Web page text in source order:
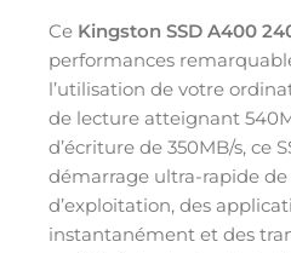
Ce Kingston SSD A400
performances
l’utilisation de votre
de lecture atteignant
d’écriture de 350MB/s, ce
démarrage ultra-rapide
d’exploitation, des
instantanément et des